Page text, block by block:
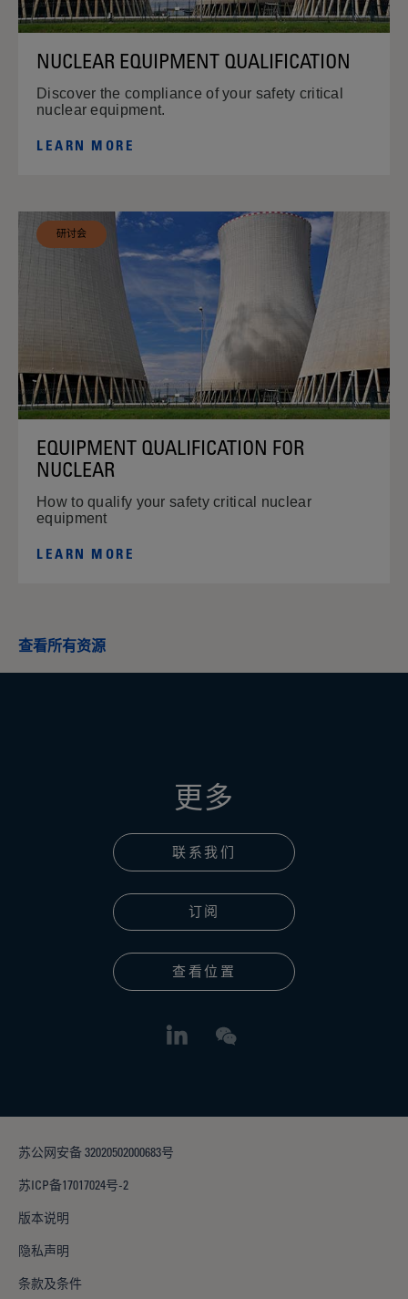
NUCLEAR EQUIPMENT QUALIFICATION
Discover the compliance of your safety critical
nuclear equipment.
LEARN MORE
研讨会
EQUIPMENT QUALIFICATION FOR
NUCLEAR
How to qualify your safety critical nuclear
equipment
LEARN MORE
查看所有资源
更多
联系我们
订阅
查看位置
苏公网安备 32020502000683号
苏ICP备17017024号-2
版本说明
隐私声明
条款及条件